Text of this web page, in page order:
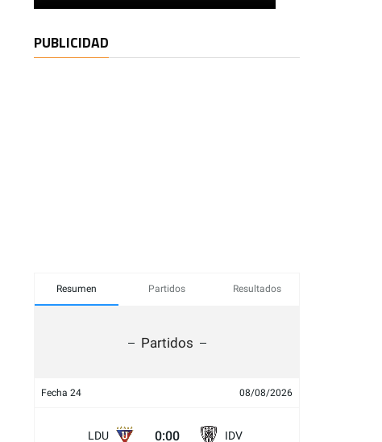
PUBLICIDAD
Resumen Partidos Resultados
Partidos
Fecha 24 08/08/2026
LDU 0:00 IDV